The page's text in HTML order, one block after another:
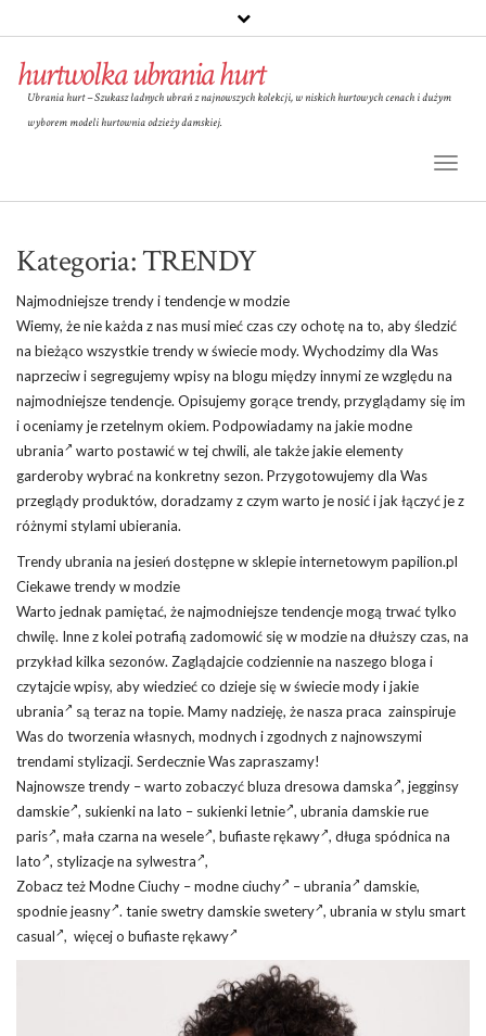
hurtwolka ubrania hurt
Ubrania hurt – Szukasz ładnych ubrań z najnowszych kolekcji, w niskich hurtowych cenach i dużym
wyborem modeli hurtownia odzieży damskiej.
Kategoria:TRENDY
Najmodniejsze trendy i tendencje w modzie
Wiemy, że nie każda z nas musi mieć czas czy ochotę na to, aby śledzić
na bieżąco wszystkie trendy w świecie mody. Wychodzimy dla Was
naprzeciw i segregujemy wpisy na blogu między innymi ze względu na
najmodniejsze tendencje. Opisujemy gorące trendy, przyglądamy się im
i oceniamy je rzetelnym okiem. Podpowiadamy na jakiemodne
ubrania
warto postawić w tej chwili, ale także jakie elementy
garderoby wybrać na konkretny sezon. Przygotowujemy dla Was
przeglądy produktów, doradzamy z czym warto je nosić i jak łączyć je z
różnymi stylami ubierania.
Trendy ubrania na jesień dostępne w sklepie internetowym papilion.pl
Ciekawe trendy w modzie
Warto jednak pamiętać, że najmodniejsze tendencje mogą trwać tylko
chwilę. Inne z kolei potrafią zadomowić się w modzie na dłuższy czas, na
przykład kilka sezonów. Zaglądajcie codziennie na naszego bloga i
czytajcie wpisy, aby wiedzieć co dzieje się w świecie mody i jakie
ubrania
są teraz na topie. Mamy nadzieję, że nasza praca zainspiruje
Was do tworzenia własnych, modnych i zgodnych z najnowszymi
trendami stylizacji. Serdecznie Was zapraszamy!
Najnowsze trendy – warto zobaczyćbluza dresowa damska , jegginsy
damskie , sukienki na lato – sukienki letnie , ubrania damskie rue
paris , mała czarna na wesele , bufiaste rękawy , długa spódnica na
lato , stylizacje na sylwestra ,
Zobacz też Modne Ciuchy –modne ciuchy –ubrania
damskie,
spodniejeasny . tanie swetry damskie swetery , ubrania w stylu smart
casual , więcejo bufiaste rękawy